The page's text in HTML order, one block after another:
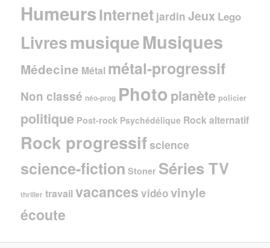
HumeursInternet jardin Jeux Lego
LivresmusiqueMusiques
Médecine Métal métal-progressif
Non classé néo-prog Photo planète policier
politique Post-rock Psychédélique Rock alternatif
Rock progressifscience
science-fiction Stoner Séries TV
thriller travail vacances vidéovinyle
écoute